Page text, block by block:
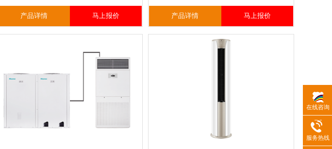
产品详情 马上报价 产品详情 马上报价
在线咨询
服务热线